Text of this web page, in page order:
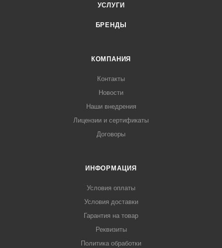
УСЛУГИ
БРЕНДЫ
КОМПАНИЯ
Контакты
Новости
Наши внедрения
Лицензии и сертификаты
Договоры
ИНФОРМАЦИЯ
Условия оплаты
Условия доставки
Гарантия на товар
Реквизиты
Политика обработки